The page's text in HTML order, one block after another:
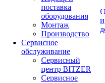
поставка
оборудования
Монтаж
Производство
Сервисное
обслуживание
Сервисный
центр BITZER
Сервисное
и